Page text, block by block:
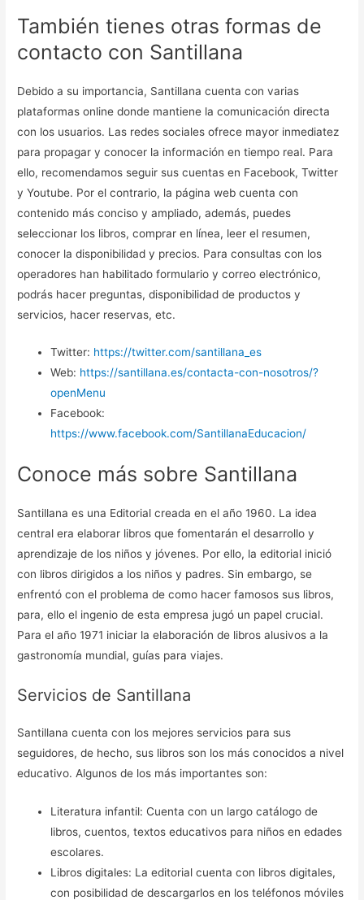
También tienes otras formas de
contacto con Santillana
Debido a su importancia, Santillana cuenta con varias
plataformas online donde mantiene la comunicación directa
con los usuarios. Las redes sociales ofrece mayor inmediatez
para propagar y conocer la información en tiempo real. Para
ello, recomendamos seguir sus cuentas en Facebook, Twitter
y Youtube. Por el contrario, la página web cuenta con
contenido más conciso y ampliado, además, puedes
seleccionar los libros, comprar en línea, leer el resumen,
conocer la disponibilidad y precios. Para consultas con los
operadores han habilitado formulario y correo electrónico,
podrás hacer preguntas, disponibilidad de productos y
servicios, hacer reservas, etc.
Twitter: https://twitter.com/santillana_es
Web: https://santillana.es/contacta-con-nosotros/?
openMenu
Facebook:
https://www.facebook.com/SantillanaEducacion/
Conoce más sobre Santillana
Santillana es una Editorial creada en el año 1960. La idea
central era elaborar libros que fomentarán el desarrollo y
aprendizaje de los niños y jóvenes. Por ello, la editorial inició
con libros dirigidos a los niños y padres. Sin embargo, se
enfrentó con el problema de como hacer famosos sus libros,
para, ello el ingenio de esta empresa jugó un papel crucial.
Para el año 1971 iniciar la elaboración de libros alusivos a la
gastronomía mundial, guías para viajes.
Servicios de Santillana
Santillana cuenta con los mejores servicios para sus
seguidores, de hecho, sus libros son los más conocidos a nivel
educativo. Algunos de los más importantes son:
Literatura infantil: Cuenta con un largo catálogo de
libros, cuentos, textos educativos para niños en edades
escolares.
Libros digitales: La editorial cuenta con libros digitales,
con posibilidad de descargarlos en los teléfonos móviles